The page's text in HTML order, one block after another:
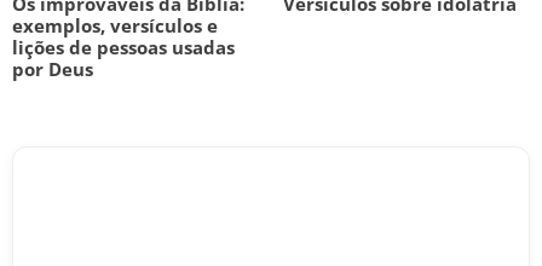
exemplos, versículos e
lições de pessoas usadas
por Deus